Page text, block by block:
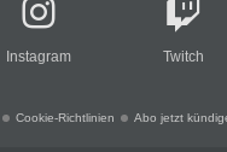
Instagram Twitch
Cookie-Richtlinien Abo jetzt